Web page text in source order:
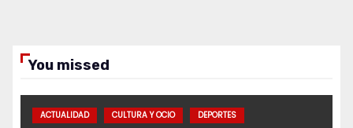
You missed
ACTUALIDAD CULTURA Y OCIO DEPORTES